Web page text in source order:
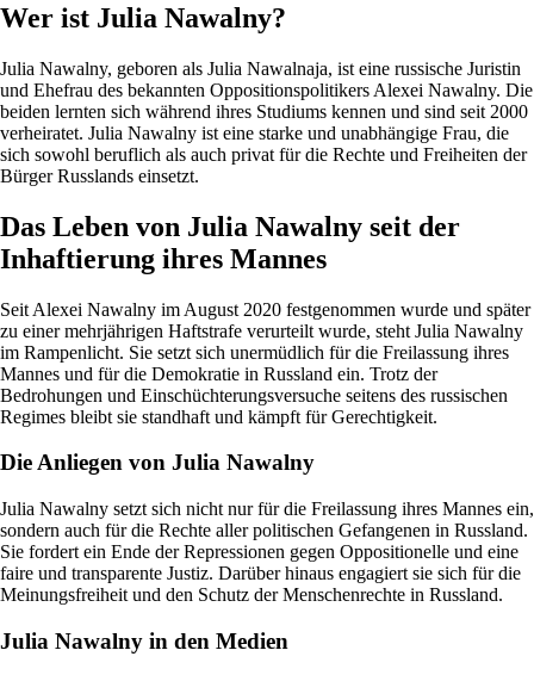
Wer ist Julia Nawalny?
Julia Nawalny, geboren als Julia Nawalnaja, ist eine russische Juristin
und Ehefrau des bekannten Oppositionspolitikers Alexei Nawalny. Die
beiden lernten sich während ihres Studiums kennen und sind seit 2000
verheiratet. Julia Nawalny ist eine starke und unabhängige Frau, die
sich sowohl beruflich als auch privat für die Rechte und Freiheiten der
Bürger Russlands einsetzt.
Das Leben von Julia Nawalny seit der
Inhaftierung ihres Mannes
Seit Alexei Nawalny im August 2020 festgenommen wurde und später
zu einer mehrjährigen Haftstrafe verurteilt wurde, steht Julia Nawalny
im Rampenlicht. Sie setzt sich unermüdlich für die Freilassung ihres
Mannes und für die Demokratie in Russland ein. Trotz der
Bedrohungen und Einschüchterungsversuche seitens des russischen
Regimes bleibt sie standhaft und kämpft für Gerechtigkeit.
Die Anliegen von Julia Nawalny
Julia Nawalny setzt sich nicht nur für die Freilassung ihres Mannes ein,
sondern auch für die Rechte aller politischen Gefangenen in Russland.
Sie fordert ein Ende der Repressionen gegen Oppositionelle und eine
faire und transparente Justiz. Darüber hinaus engagiert sie sich für die
Meinungsfreiheit und den Schutz der Menschenrechte in Russland.
Julia Nawalny in den Medien